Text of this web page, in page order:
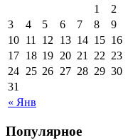
« Янв
1
2
3
4 5 6 7 8
9
10 11 12 13 14 15 16
17 18 19 20 21 22 23
24 25 26 27 28 29 30
31
Популярное